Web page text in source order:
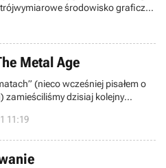
środowisko graficzne
Gracz wciela się w postać
który razem z atrakcyjną
musi odszukać i zneutralizować
do zagłady całego
się ono w austriackim zamku,
misji mamy niespełna
Metal Age
(nieco wcześniej pisałem o
zamieściliśmy dzisiaj kolejny
nam została możliwość
do tytułu może nieco
11:19